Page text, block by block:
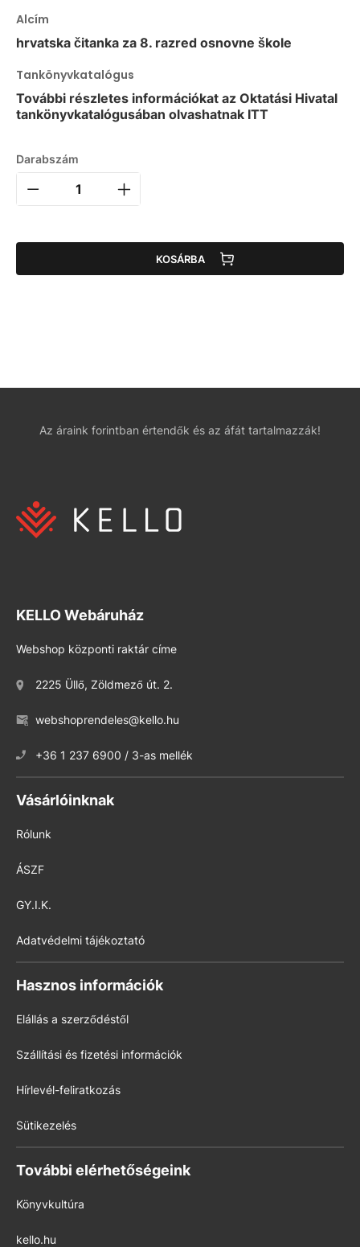
Alcím
hrvatska čitanka za 8. razred osnovne škole
Tankönyvkatalógus
További részletes információkat az Oktatási Hivatal
tankönyvkatalógusában olvashatnak ITT
Darabszám
KOSÁRBA
Az áraink forintban értendők és az áfát tartalmazzák!
KELLO Webáruház
Webshop központi raktár címe
2225 Üllő, Zöldmező út. 2.
webshoprendeles@kello.hu
+36 1 237 6900 / 3-as mellék
Vásárlóinknak
Rólunk
ÁSZF
GY.I.K.
Adatvédelmi tájékoztató
Hasznos információk
Elállás a szerződéstől
Szállítási és fizetési információk
Hírlevél-feliratkozás
Sütikezelés
További elérhetőségeink
Könyvkultúra
kello.hu